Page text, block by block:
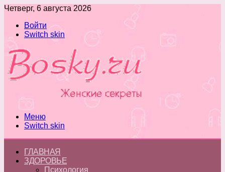
Четверг, 6 августа 2026
Войти
Switch skin
Меню
Switch skin
ГЛАВНАЯ
ЗДОРОВЬЕ
Психология